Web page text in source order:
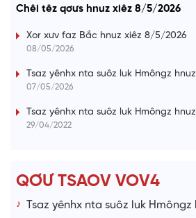
y
e
d
0
g
s
i
Chêi têz qơưs hnuz xiêz 8/5/2026
Xor xưv faz Bắc hnuz xiêz 8/5/2026
08/05/2026
Tsaz yênhx nta suôz luk Hmôngz
07/05/2026
Tsaz yênhx nta suôz luk Hmôngz
29/04/2022
QƠƯ TSAOV VOV4
Tsaz yênhx nta suôz luk Hmôngz